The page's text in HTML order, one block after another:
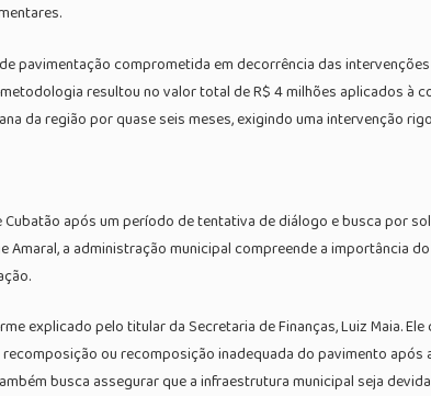
comprometida em decorrência das
resultou no valor total de R$ 4 milhões aplicados à
da região por quase seis meses, exigindo uma intervenção
após um período de tentativa de diálogo e busca por
Amaral, a administração municipal compreende a importância
explicado pelo titular da Secretaria de Finanças, Luiz Maia.
ou recomposição inadequada do pavimento
busca assegurar que a infraestrutura municipal seja